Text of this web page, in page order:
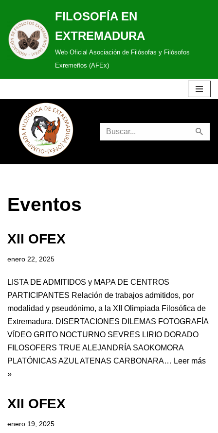
Saltar
al
contenido
FILOSOFÍA EN
EXTREMADURA
Web Oficial Asociación de Filósofas y Filósofos
Exremeños (AFEx)
Eventos
XII OFEX
enero 22, 2025
LISTA DE ADMITIDOS y MAPA DE CENTROS
PARTICIPANTES Relación de trabajos admitidos, por
modalidad y pseudónimo, a la XII Olimpiada Filosófica de
Extremadura. DISERTACIONES DILEMAS FOTOGRAFÍA
VÍDEO GRITO NOCTURNO SEVRES LIRIO DORADO
FILOSOFERS TRUE ALEJANDRÍA SAOKOMORA
PLATÓNICAS AZUL ATENAS CARBONARA… Leer más
»
XII OFEX
enero 19, 2025